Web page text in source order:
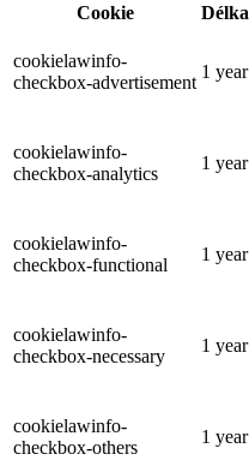
Cookie
Délka
cookielawinfo-
checkbox-advertisement
1 year
cookielawinfo-
checkbox-analytics
1 year
cookielawinfo-
checkbox-functional
1 year
cookielawinfo-
checkbox-necessary
1 year
cookielawinfo-
checkbox-others
1 year